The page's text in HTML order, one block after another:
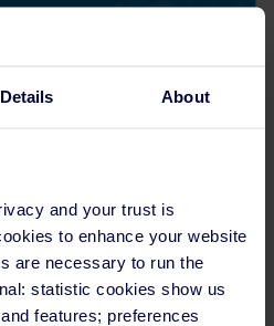
Details About
and your trust is
to enhance your website
are necessary to run the
statistic cookies show us
features; preferences